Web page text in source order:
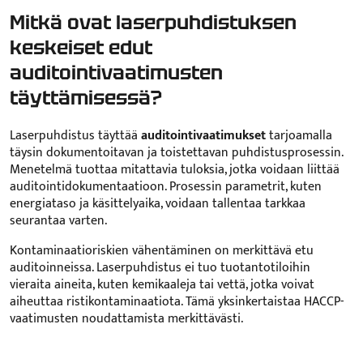
Mitkä ovat laserpuhdistuksen
keskeiset edut
auditointivaatimusten
täyttämisessä?
Laserpuhdistus täyttääauditointivaatimuksettarjoamalla
täysin dokumentoitavan ja toistettavan puhdistusprosessin.
Menetelmä tuottaa mitattavia tuloksia, jotka voidaan liittää
auditointidokumentaatioon. Prosessin parametrit, kuten
energiataso ja käsittelyaika, voidaan tallentaa tarkkaa
seurantaa varten.
Kontaminaatioriskien vähentäminen on merkittävä etu
auditoinneissa. Laserpuhdistus ei tuo tuotantotiloihin
vieraita aineita, kuten kemikaaleja tai vettä, jotka voivat
aiheuttaa ristikontaminaatiota. Tämä yksinkertaistaa HACCP-
vaatimusten noudattamista merkittävästi.